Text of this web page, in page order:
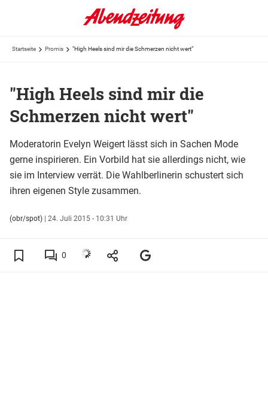
Startseite Promis "High Heels sind mir die Schmerzen nicht wert"
"High Heels sind mir die
Schmerzen nicht wert"
Moderatorin Evelyn Weigert lässt sich in Sachen Mode
gerne inspirieren. Ein Vorbild hat sie allerdings nicht, wie
sie im Interview verrät. Die Wahlberlinerin schustert sich
ihren eigenen Style zusammen.
(obr/spot) | 24. Juli 2015 - 10:31 Uhr
0